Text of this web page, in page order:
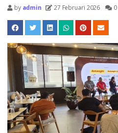
byadmin 27 Februari 2026 0